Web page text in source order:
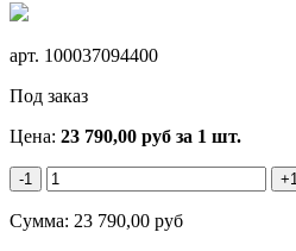
арт. 100037094400
Под заказ
Цена: 23 790,00 руб за 1 шт.
-1 +1
Сумма: 23 790,00 руб